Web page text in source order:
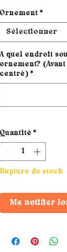
Ornement *
Sélectionner
A quel endroit
ornement?
centré) *
Quantité *
Rupture de stock
Me notifier